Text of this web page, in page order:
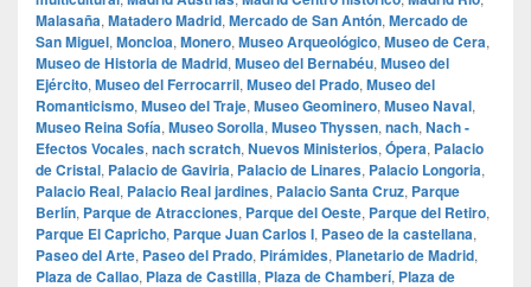
Malasaña, Matadero Madrid, Mercado de San Antón, Mercado de
San Miguel, Moncloa, Monero, Museo Arqueológico, Museo de Cera,
Museo de Historia de Madrid, Museo del Bernabéu, Museo del
Ejército, Museo del Ferrocarril, Museo del Prado, Museo del
Romanticismo, Museo del Traje, Museo Geominero, Museo Naval,
Museo Reina Sofía, Museo Sorolla, Museo Thyssen, nach, Nach -
Efectos Vocales, nach scratch, Nuevos Ministerios, Ópera, Palacio
de Cristal, Palacio de Gaviria, Palacio de Linares, Palacio Longoria,
Palacio Real, Palacio Real jardines, Palacio Santa Cruz, Parque
Berlín, Parque de Atracciones, Parque del Oeste, Parque del Retiro,
Parque El Capricho, Parque Juan Carlos I, Paseo de la castellana,
Paseo del Arte, Paseo del Prado, Pirámides, Planetario de Madrid,
Plaza de Callao, Plaza de Castilla, Plaza de Chamberí, Plaza de